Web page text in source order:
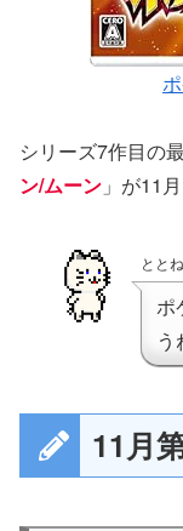
シリーズ7作目の最
ン/ムーン 」が11
とと
ポ
う
11月